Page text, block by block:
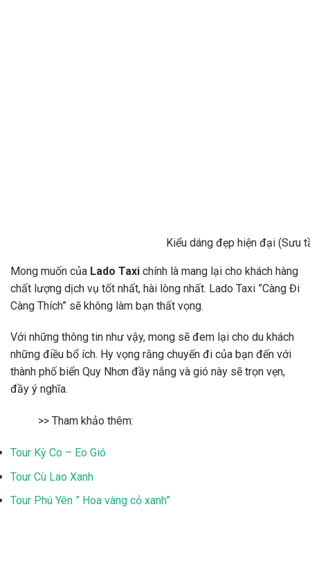
Kiểu dáng đẹp hiện đại (Sưu
Mong muốn của Lado Taxi chính là mang lại cho khách hàng
chất lượng dịch vụ tốt nhất, hài lòng nhất. Lado Taxi ”Càng Đi
Càng Thích” sẽ không làm bạn thất vọng.
Với những thông tin như vậy, mong sẽ đem lại cho du khách
những điều bổ ích. Hy vọng rằng chuyến đi của bạn đến với
thành phố biển Quy Nhơn đầy nắng và gió này sẽ trọn vẹn,
đầy ý nghĩa.
>> Tham khảo thêm:
Tour Kỳ Co – Eo Gió
Tour Cù Lao Xanh
Tour Phú Yên ” Hoa vàng cỏ xanh”